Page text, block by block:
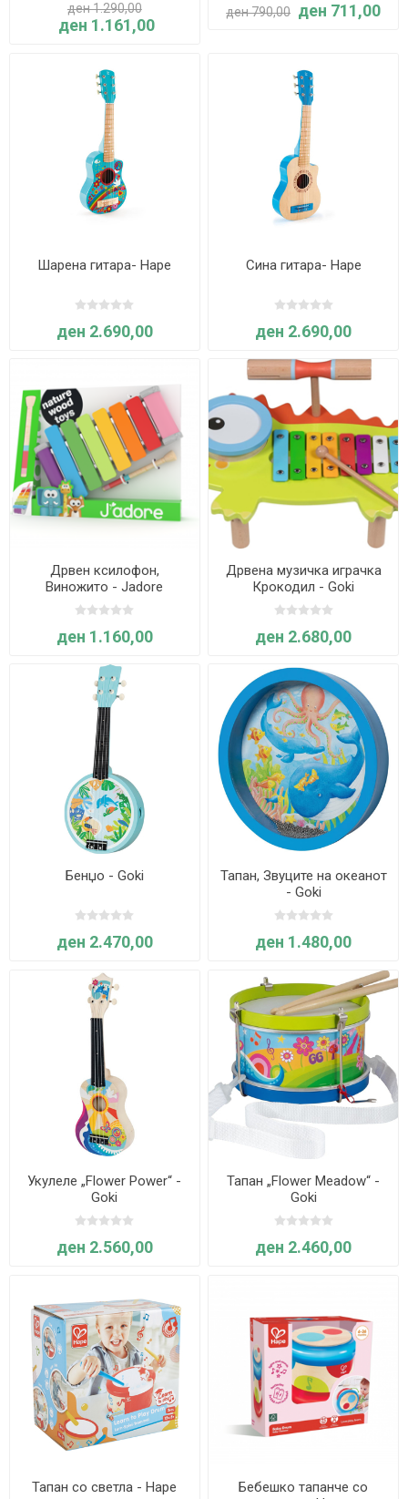
ден 1.290,00
ден 1.161,00
ден 790,00 ден 711,00
Шарена гитара- Hape
ден 2.690,00
Сина гитара- Hape
ден 2.690,00
Дрвен ксилофон,
Виножито - Jadore
ден 1.160,00
Дрвена музичка играчка
Крокодил - Goki
ден 2.680,00
Бенџо - Goki
ден 2.470,00
Тапан, Звуците на океанот
- Goki
ден 1.480,00
Укулеле „Flower Power“ -
Goki
ден 2.560,00
Тапан „Flower Meadow“ -
Goki
ден 2.460,00
Тапан со светлa - Hape
Бебешко тапанче со